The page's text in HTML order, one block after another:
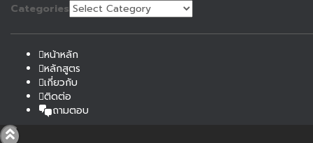
Categories
หน้าหลัก
หลักสูตร
เกี่ยวกับ
ติดต่อ
ถามตอบ